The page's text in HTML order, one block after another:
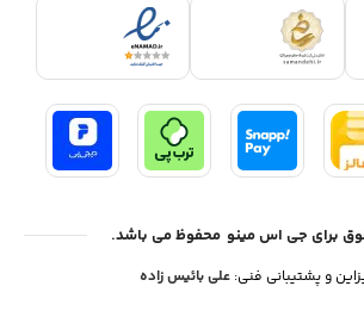
برای جی اس مینو محفوظ می باشد.
و پشتیبانی فنی:علی بائیس زاده